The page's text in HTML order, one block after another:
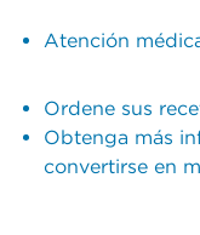
Atención
Ordene sus
Obtenga más
convertirse en